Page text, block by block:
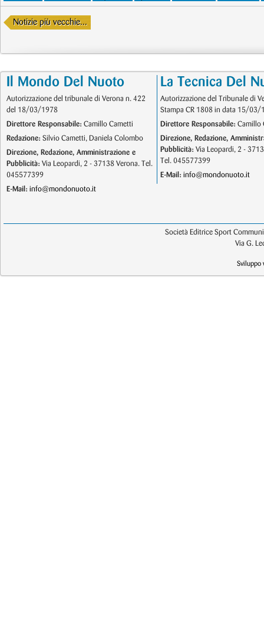
Notizie più vecchie...
Il Mondo Del Nuoto
Autorizzazione del tribunale di Verona n. 422
del 18/03/1978
Direttore Responsabile: Camillo Cametti
Redazione: Silvio Cametti, Daniela Colombo
Direzione, Redazione, Amministrazione e
Pubblicità: Via Leopardi, 2 - 37138 Verona. Tel.
045577399
E-Mail: info@mondonuoto.it
La Tecnica Del
Autorizzazione del Tribunale di
Stampa CR 1808 in data 15/03/
Direttore Responsabile: Camillo
Direzione, Redazione,
Pubblicità: Via Leopardi, 2 -
Tel. 045577399
E-Mail: info@mondonuoto.it
Società Editrice Sport
Via G.
Sviluppo